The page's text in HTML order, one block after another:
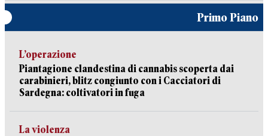
Primo Piano
L’operazione
Piantagione clandestina di cannabis scoperta dai
carabinieri, blitz congiunto con i Cacciatori di
Sardegna: coltivatori in fuga
La violenza